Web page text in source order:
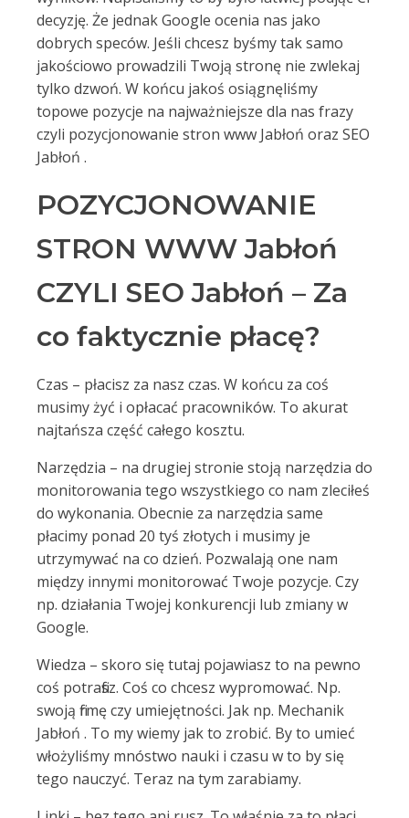
decyzję. Że jednak Google ocenia nas jako
dobrych speców. Jeśli chcesz byśmy tak samo
jakościowo prowadzili Twoją stronę nie zwlekaj
tylko dzwoń. W końcu jakoś osiągnęliśmy
topowe pozycje na najważniejsze dla nas frazy
czyli pozycjonowanie stron www Jabłoń oraz SEO
Jabłoń .
POZYCJONOWANIE
STRON WWW Jabłoń
CZYLI SEO Jabłoń – Za
co faktycznie płacę?
Czas – płacisz za nasz czas. W końcu za coś
musimy żyć i opłacać pracowników. To akurat
najtańsza część całego kosztu.
Narzędzia – na drugiej stronie stoją narzędzia do
monitorowania tego wszystkiego co nam zleciłeś
do wykonania. Obecnie za narzędzia same
płacimy ponad 20 tyś złotych i musimy je
utrzymywać na co dzień. Pozwalają one nam
między innymi monitorować Twoje pozycje. Czy
np. działania Twojej konkurencji lub zmiany w
Google.
Wiedza – skoro się tutaj pojawiasz to na pewno
coś potrafisz. Coś co chcesz wypromować. Np.
swoją firmę czy umiejętności. Jak np. Mechanik
Jabłoń . To my wiemy jak to zrobić. By to umieć
włożyliśmy mnóstwo nauki i czasu w to by się
tego nauczyć. Teraz na tym zarabiamy.